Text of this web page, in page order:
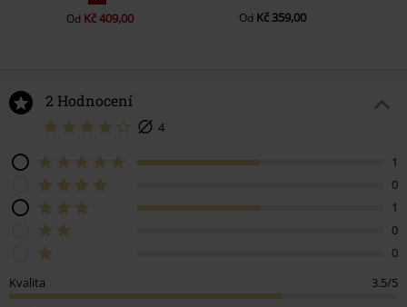
Od Kč 409,00 Od Kč 359,00
2 Hodnocení
4
1
0
1
0
0
Kvalita
3.5/5